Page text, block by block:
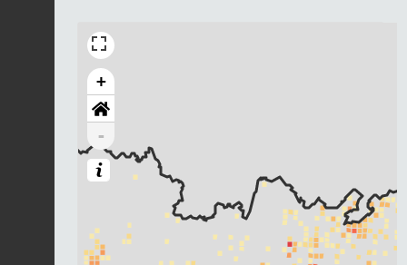
+
-